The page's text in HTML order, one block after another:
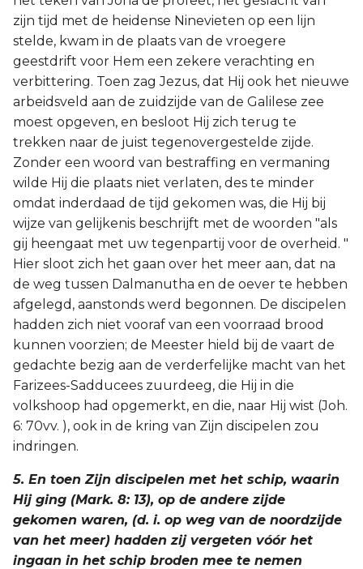
zijn tijd met de heidense Ninevieten op een lijn
stelde, kwam in de plaats van de vroegere
geestdrift voor Hem een zekere verachting en
verbittering. Toen zag Jezus, dat Hij ook het nieuwe
arbeidsveld aan de zuidzijde van de Galilese zee
moest opgeven, en besloot Hij zich terug te
trekken naar de juist tegenovergestelde zijde.
Zonder een woord van bestraffing en vermaning
wilde Hij die plaats niet verlaten, des te minder
omdat inderdaad de tijd gekomen was, die Hij bij
wijze van gelijkenis beschrijft met de woorden "als
gij heengaat met uw tegenpartij voor de overheid. "
Hier sloot zich het gaan over het meer aan, dat na
de weg tussen Dalmanutha en de oever te hebben
afgelegd, aanstonds werd begonnen. De discipelen
hadden zich niet vooraf van een voorraad brood
kunnen voorzien; de Meester hield bij de vaart de
gedachte bezig aan de verderfelijke macht van het
Farizees-Sadducees zuurdeeg, die Hij in die
volkshoop had opgemerkt, en die, naar Hij wist (Joh.
6: 70vv. ), ook in de kring van Zijn discipelen zou
indringen.
5. En toen Zijn discipelen met het schip, waarin
Hij ging (Mark. 8: 13), op de andere zijde
gekomen waren, (d. i. op weg van de noordzijde
van het meer) hadden zij vergeten vóór het
ingaan in het schip broden mee te nemen